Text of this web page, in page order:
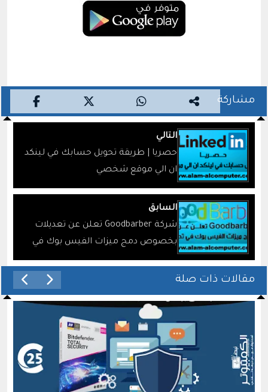
مشاركة
التالي
حصريا | طريقة تحويل حسابك في لينكد
ان الي موقع شخصي
السابق
شركة Goodbarber تعلن عن تعديلات
بخصوص دمج ميزات الفيس بوك في
تطبيقاتها
مقالات ذات صلة